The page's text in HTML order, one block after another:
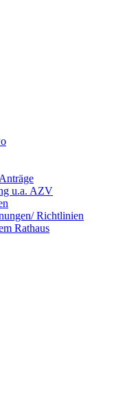
u.a. AZV
Richtlinien
Rathaus